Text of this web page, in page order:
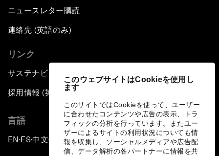
このウェブサイトはCookieを使用し
ます
このサイトではCookieを使って、ユーザー
に合わせたコンテンツや広告の表示、トラ
フィックの分析を行っています。またユー
ザーによるサイトの利用状況についても情
報を収集し、ソーシャルメディアや広告配
信、データ解析の各パートナーに情報を共
ニュースレター購読
連絡先 (英語のみ)
リンク
サステナビリティへの取り組み
採用情報 (英語のみ)
言語
EN ▪ES▪中文▪ 日本語